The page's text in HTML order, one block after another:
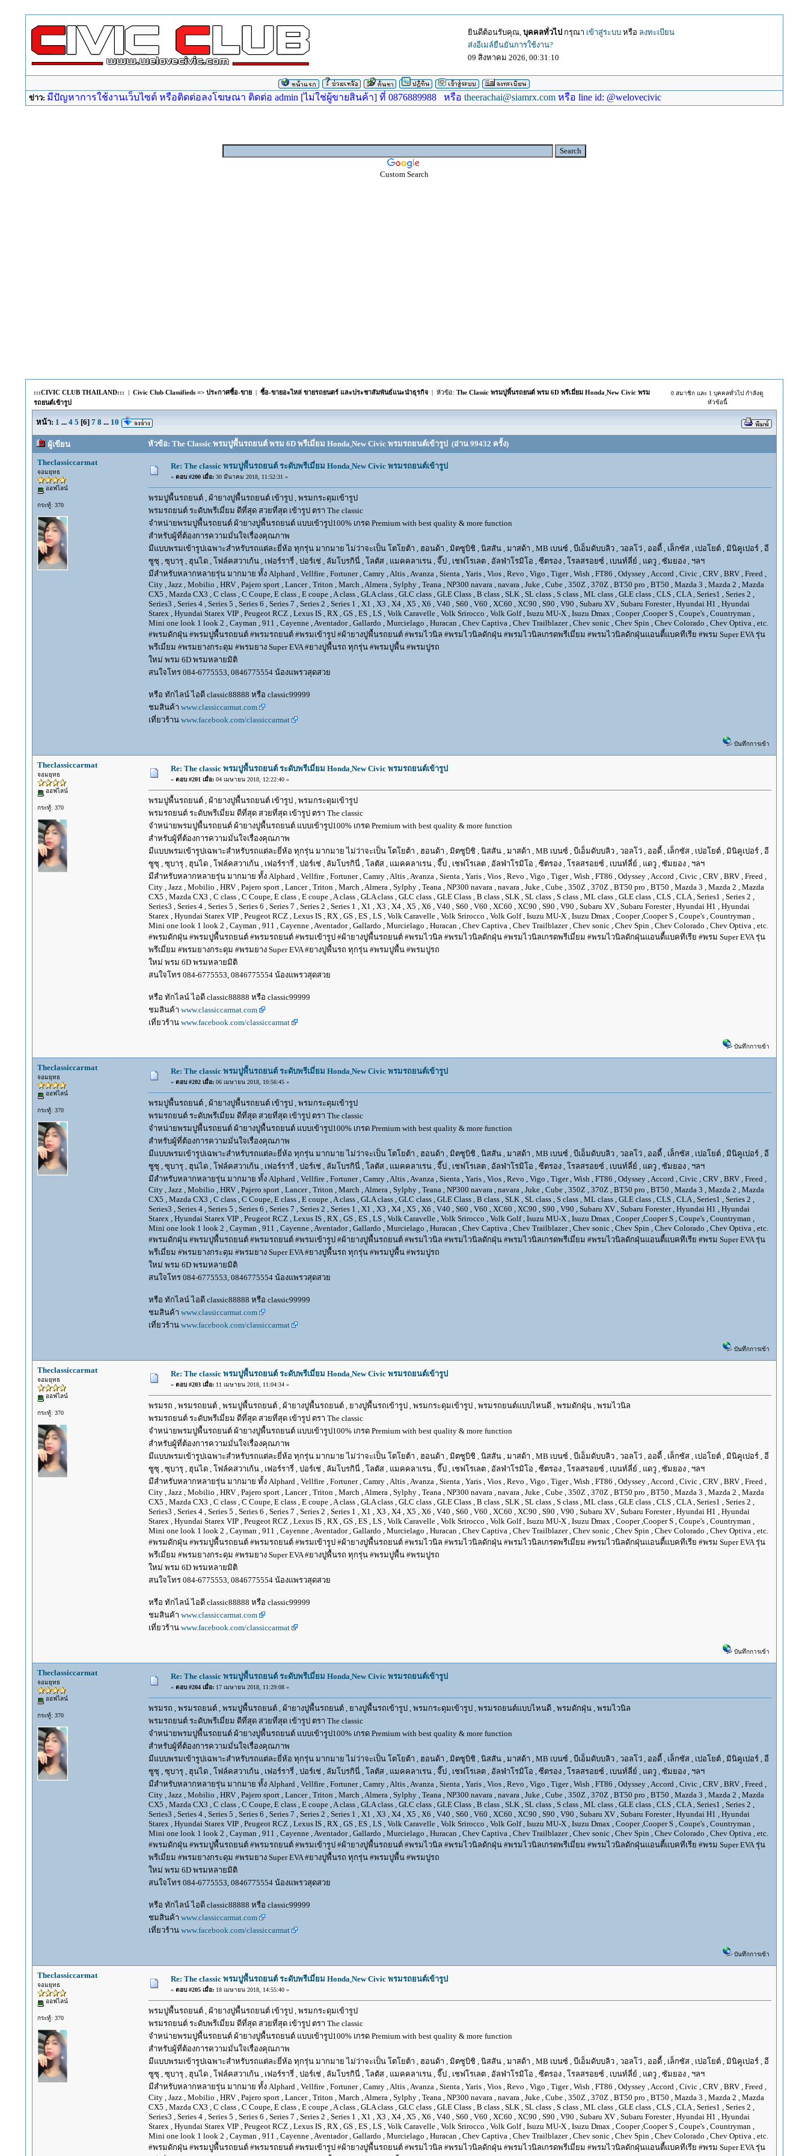
ยินดีต้อนรับคุณ, บุคคลทั่วไป กรุณา เข้าสู่ระบบหรือ ลงทะเบียน
ส่งอีเมล์ยืนยันการใช้งาน?
09 สิงหาคม 2026, 00:31:10
ข่าว: มีปัญหาการใช้งานเว็บไซต์ หรือติดต่อลงโฆษณา ติดต่อ admin [ไม่ใช่ผู้ขายสินค้า] ที่ 0876889988 หรือtheerachai@siamrx.com หรือ line id: @welovecivic
Custom Search
:::CIVIC CLUB THAILAND::: | Civic Club Classifieds => ประกาศซื้อ-ขาย| ซื้อ-ขายอะไหล่ ขายรถยนตร์ และประชาสัมพันธ์แนะนำธุรกิจ| หัวข้อ: The Classic พรมปูพื้นรถยนต์ พรม 6D พรีเมี่ยม Honda ฺNew Civic พรม
รถยนต์เข้ารูป
0 สมาชิก และ 1 บุคคลทั่วไป กำลังดู
หัวข้อนี้
หน้า: 1 ... 4 5 [6] 7 8 ... 10
ผู้เขียน หัวข้อ: The Classic พรมปูพื้นรถยนต์ พรม 6D พรีเมี่ยม Honda ฺNew Civic พรมรถยนต์เข้ารูป (อ่าน 99432 ครั้ง)
Theclassiccarmat
จอมยุทธ
ออฟไลน์
กระทู้: 370
Re: The classic พรมปูพื้นรถยนต์ ระดับพรีเมี่ยม Honda ฺNew Civic พรมรถยนต์เข้ารูป
« ตอบ #200 เมื่อ:30 มีนาคม 2018, 11:52:31 »
พรมปูพื้นรถยนต์ , ผ้ายางปูพื้นรถยนต์ เข้ารูป , พรมกระดุมเข้ารูป
พรมรถยนต์ ระดับพรีเมี่ยม ดีที่สุด สวยที่สุด เข้ารูป ตรา The classic
จำหน่ายพรมปูพื้นรถยนต์ ผ้ายางปูพื้นรถยนต์ แบบเข้ารูป100% เกรด Premium with best quality & more function
สำหรับผู้ที่ต้องการความมั่นใจเรื่องคุณภาพ
มีแบบพรมเข้ารูปเฉพาะสำหรับรถแต่ละยี่ห้อ ทุกรุ่น มากมาย ไม่ว่าจะเป็น โตโยต้า , ฮอนด้า , มิตซูบิชิ , นิสสัน , มาสด้า , MB เบนซ์ , บีเอ็มดับบลิว , วอลโว่ , ออดี้ , เล็กซัส , เปอโยต์ , มินิคูเปอร์ , อี
ซูซุ , ซุบารุ , ฮุนได , โฟล์คสวาเก้น , เฟอร์รารี่ , ปอร์เช่ , ลัมโบรกินี่ , โลตัส , แมคคลาเรน , จี๊ป , เชฟโรเลต , อัลฟ่าโรมิโอ , ซีตรอง , โรลสรอยซ์ , เบนท์ลี่ย์ , แดวู , ซัมยอง , ฯลฯ
มีสำหรับหลากหลายรุ่น มากมาย ทั้ง Alphard , Vellfire , Fortuner , Camry , Altis , Avanza , Sienta , Yaris , Vios , Revo , Vigo , Tiger , Wish , FT86 , Odyssey , Accord , Civic , CRV , BRV , Freed ,
City , Jazz , Mobilio , HRV , Pajero sport , Lancer , Triton , March , Almera , Sylphy , Teana , NP300 navara , navara , Juke , Cube , 350Z , 370Z , BT50 pro , BT50 , Mazda 3 , Mazda 2 , Mazda
CX5 , Mazda CX3 , C class , C Coupe, E class , E coupe , A class , GLA class , GLC class , GLE Class , B class , SLK , SL class , S class , ML class , GLE class , CLS , CLA , Series1 , Series 2 ,
Series3 , Series 4 , Series 5 , Series 6 , Series 7 , Series 2 , Series 1 , X1 , X3 , X4 , X5 , X6 , V40 , S60 , V60 , XC60 , XC90 , S90 , V90 , Subaru XV , Subaru Forester , Hyundai H1 , Hyundai
Starex , Hyundai Starex VIP , Peugeot RCZ , Lexus IS , RX , GS , ES , LS , Volk Caravelle , Volk Srirocco , Volk Golf , Isuzu MU-X , Isuzu Dmax , Cooper ,Cooper S , Coupe's , Countryman ,
Mini one look 1 look 2 , Cayman , 911 , Cayenne , Aventador , Gallardo , Murcielago , Huracan , Chev Captiva , Chev Trailblazer , Chev sonic , Chev Spin , Chev Colorado , Chev Optiva , etc.
#พรมดักฝุ่น #พรมปูพื้นรถยนต์ #พรมรถยนต์ #พรมเข้ารูป #ผ้ายางปูพื้นรถยนต์ #พรมไวนิล #พรมไวนิลดักฝุ่น #พรมไวนิลเกรดพรีเมี่ยม #พรมไวนิลดักฝุ่นแอนตี้แบคทีเรีย #พรม Super EVA รุ่น
พรีเมี่ยม #พรมยางกระดุม #พรมยาง Super EVA #ยางปูพื้นรถ ทุกรุ่น #พรมปูพื้น #พรมปูรถ
ใหม่ พรม 6D พรมหลายมิติ
สนใจโทร 084-6775553, 0846775554 น้องแพรวสุดสวย
หรือ ทักไลน์ ไอดี classic88888 หรือ classic99999
ชมสินค้า www.classiccarmat.com
เที่ยวร้าน www.facebook.com/classiccarmat
บันทึกการเข้า
Theclassiccarmat
จอมยุทธ
ออฟไลน์
กระทู้: 370
Re: The classic พรมปูพื้นรถยนต์ ระดับพรีเมี่ยม Honda ฺNew Civic พรมรถยนต์เข้ารูป
« ตอบ #201 เมื่อ:04 เมษายน 2018, 12:22:40 »
พรมปูพื้นรถยนต์ , ผ้ายางปูพื้นรถยนต์ เข้ารูป , พรมกระดุมเข้ารูป
พรมรถยนต์ ระดับพรีเมี่ยม ดีที่สุด สวยที่สุด เข้ารูป ตรา The classic
จำหน่ายพรมปูพื้นรถยนต์ ผ้ายางปูพื้นรถยนต์ แบบเข้ารูป100% เกรด Premium with best quality & more function
สำหรับผู้ที่ต้องการความมั่นใจเรื่องคุณภาพ
มีแบบพรมเข้ารูปเฉพาะสำหรับรถแต่ละยี่ห้อ ทุกรุ่น มากมาย ไม่ว่าจะเป็น โตโยต้า , ฮอนด้า , มิตซูบิชิ , นิสสัน , มาสด้า , MB เบนซ์ , บีเอ็มดับบลิว , วอลโว่ , ออดี้ , เล็กซัส , เปอโยต์ , มินิคูเปอร์ , อี
ซูซุ , ซุบารุ , ฮุนได , โฟล์คสวาเก้น , เฟอร์รารี่ , ปอร์เช่ , ลัมโบรกินี่ , โลตัส , แมคคลาเรน , จี๊ป , เชฟโรเลต , อัลฟ่าโรมิโอ , ซีตรอง , โรลสรอยซ์ , เบนท์ลี่ย์ , แดวู , ซัมยอง , ฯลฯ
มีสำหรับหลากหลายรุ่น มากมาย ทั้ง Alphard , Vellfire , Fortuner , Camry , Altis , Avanza , Sienta , Yaris , Vios , Revo , Vigo , Tiger , Wish , FT86 , Odyssey , Accord , Civic , CRV , BRV , Freed ,
City , Jazz , Mobilio , HRV , Pajero sport , Lancer , Triton , March , Almera , Sylphy , Teana , NP300 navara , navara , Juke , Cube , 350Z , 370Z , BT50 pro , BT50 , Mazda 3 , Mazda 2 , Mazda
CX5 , Mazda CX3 , C class , C Coupe, E class , E coupe , A class , GLA class , GLC class , GLE Class , B class , SLK , SL class , S class , ML class , GLE class , CLS , CLA , Series1 , Series 2 ,
Series3 , Series 4 , Series 5 , Series 6 , Series 7 , Series 2 , Series 1 , X1 , X3 , X4 , X5 , X6 , V40 , S60 , V60 , XC60 , XC90 , S90 , V90 , Subaru XV , Subaru Forester , Hyundai H1 , Hyundai
Starex , Hyundai Starex VIP , Peugeot RCZ , Lexus IS , RX , GS , ES , LS , Volk Caravelle , Volk Srirocco , Volk Golf , Isuzu MU-X , Isuzu Dmax , Cooper ,Cooper S , Coupe's , Countryman ,
Mini one look 1 look 2 , Cayman , 911 , Cayenne , Aventador , Gallardo , Murcielago , Huracan , Chev Captiva , Chev Trailblazer , Chev sonic , Chev Spin , Chev Colorado , Chev Optiva , etc.
#พรมดักฝุ่น #พรมปูพื้นรถยนต์ #พรมรถยนต์ #พรมเข้ารูป #ผ้ายางปูพื้นรถยนต์ #พรมไวนิล #พรมไวนิลดักฝุ่น #พรมไวนิลเกรดพรีเมี่ยม #พรมไวนิลดักฝุ่นแอนตี้แบคทีเรีย #พรม Super EVA รุ่น
พรีเมี่ยม #พรมยางกระดุม #พรมยาง Super EVA #ยางปูพื้นรถ ทุกรุ่น #พรมปูพื้น #พรมปูรถ
ใหม่ พรม 6D พรมหลายมิติ
สนใจโทร 084-6775553, 0846775554 น้องแพรวสุดสวย
หรือ ทักไลน์ ไอดี classic88888 หรือ classic99999
ชมสินค้า www.classiccarmat.com
เที่ยวร้าน www.facebook.com/classiccarmat
บันทึกการเข้า
Theclassiccarmat
จอมยุทธ
ออฟไลน์
กระทู้: 370
Re: The classic พรมปูพื้นรถยนต์ ระดับพรีเมี่ยม Honda ฺNew Civic พรมรถยนต์เข้ารูป
« ตอบ #202 เมื่อ:06 เมษายน 2018, 10:56:45 »
พรมปูพื้นรถยนต์ , ผ้ายางปูพื้นรถยนต์ เข้ารูป , พรมกระดุมเข้ารูป
พรมรถยนต์ ระดับพรีเมี่ยม ดีที่สุด สวยที่สุด เข้ารูป ตรา The classic
จำหน่ายพรมปูพื้นรถยนต์ ผ้ายางปูพื้นรถยนต์ แบบเข้ารูป100% เกรด Premium with best quality & more function
สำหรับผู้ที่ต้องการความมั่นใจเรื่องคุณภาพ
มีแบบพรมเข้ารูปเฉพาะสำหรับรถแต่ละยี่ห้อ ทุกรุ่น มากมาย ไม่ว่าจะเป็น โตโยต้า , ฮอนด้า , มิตซูบิชิ , นิสสัน , มาสด้า , MB เบนซ์ , บีเอ็มดับบลิว , วอลโว่ , ออดี้ , เล็กซัส , เปอโยต์ , มินิคูเปอร์ , อี
ซูซุ , ซุบารุ , ฮุนได , โฟล์คสวาเก้น , เฟอร์รารี่ , ปอร์เช่ , ลัมโบรกินี่ , โลตัส , แมคคลาเรน , จี๊ป , เชฟโรเลต , อัลฟ่าโรมิโอ , ซีตรอง , โรลสรอยซ์ , เบนท์ลี่ย์ , แดวู , ซัมยอง , ฯลฯ
มีสำหรับหลากหลายรุ่น มากมาย ทั้ง Alphard , Vellfire , Fortuner , Camry , Altis , Avanza , Sienta , Yaris , Vios , Revo , Vigo , Tiger , Wish , FT86 , Odyssey , Accord , Civic , CRV , BRV , Freed ,
City , Jazz , Mobilio , HRV , Pajero sport , Lancer , Triton , March , Almera , Sylphy , Teana , NP300 navara , navara , Juke , Cube , 350Z , 370Z , BT50 pro , BT50 , Mazda 3 , Mazda 2 , Mazda
CX5 , Mazda CX3 , C class , C Coupe, E class , E coupe , A class , GLA class , GLC class , GLE Class , B class , SLK , SL class , S class , ML class , GLE class , CLS , CLA , Series1 , Series 2 ,
Series3 , Series 4 , Series 5 , Series 6 , Series 7 , Series 2 , Series 1 , X1 , X3 , X4 , X5 , X6 , V40 , S60 , V60 , XC60 , XC90 , S90 , V90 , Subaru XV , Subaru Forester , Hyundai H1 , Hyundai
Starex , Hyundai Starex VIP , Peugeot RCZ , Lexus IS , RX , GS , ES , LS , Volk Caravelle , Volk Srirocco , Volk Golf , Isuzu MU-X , Isuzu Dmax , Cooper ,Cooper S , Coupe's , Countryman ,
Mini one look 1 look 2 , Cayman , 911 , Cayenne , Aventador , Gallardo , Murcielago , Huracan , Chev Captiva , Chev Trailblazer , Chev sonic , Chev Spin , Chev Colorado , Chev Optiva , etc.
#พรมดักฝุ่น #พรมปูพื้นรถยนต์ #พรมรถยนต์ #พรมเข้ารูป #ผ้ายางปูพื้นรถยนต์ #พรมไวนิล #พรมไวนิลดักฝุ่น #พรมไวนิลเกรดพรีเมี่ยม #พรมไวนิลดักฝุ่นแอนตี้แบคทีเรีย #พรม Super EVA รุ่น
พรีเมี่ยม #พรมยางกระดุม #พรมยาง Super EVA #ยางปูพื้นรถ ทุกรุ่น #พรมปูพื้น #พรมปูรถ
ใหม่ พรม 6D พรมหลายมิติ
สนใจโทร 084-6775553, 0846775554 น้องแพรวสุดสวย
หรือ ทักไลน์ ไอดี classic88888 หรือ classic99999
ชมสินค้า www.classiccarmat.com
เที่ยวร้าน www.facebook.com/classiccarmat
บันทึกการเข้า
Theclassiccarmat
จอมยุทธ
ออฟไลน์
กระทู้: 370
Re: The classic พรมปูพื้นรถยนต์ ระดับพรีเมี่ยม Honda ฺNew Civic พรมรถยนต์เข้ารูป
« ตอบ #203 เมื่อ:11 เมษายน 2018, 11:04:34 »
พรมรถ , พรมรถยนต์ , พรมปูพื้นรถยนต์ , ผ้ายางปูพื้นรถยนต์ , ยางปูพื้นรถเข้ารูป , พรมกระดุมเข้ารูป , พรมรถยนต์แบบไหนดี , พรมดักฝุ่น , พรมไวนิล
พรมรถยนต์ ระดับพรีเมี่ยม ดีที่สุด สวยที่สุด เข้ารูป ตรา The classic
จำหน่ายพรมปูพื้นรถยนต์ ผ้ายางปูพื้นรถยนต์ แบบเข้ารูป100% เกรด Premium with best quality & more function
สำหรับผู้ที่ต้องการความมั่นใจเรื่องคุณภาพ
มีแบบพรมเข้ารูปเฉพาะสำหรับรถแต่ละยี่ห้อ ทุกรุ่น มากมาย ไม่ว่าจะเป็น โตโยต้า , ฮอนด้า , มิตซูบิชิ , นิสสัน , มาสด้า , MB เบนซ์ , บีเอ็มดับบลิว , วอลโว่ , ออดี้ , เล็กซัส , เปอโยต์ , มินิคูเปอร์ , อี
ซูซุ , ซุบารุ , ฮุนได , โฟล์คสวาเก้น , เฟอร์รารี่ , ปอร์เช่ , ลัมโบรกินี่ , โลตัส , แมคคลาเรน , จี๊ป , เชฟโรเลต , อัลฟ่าโรมิโอ , ซีตรอง , โรลสรอยซ์ , เบนท์ลี่ย์ , แดวู , ซัมยอง , ฯลฯ
มีสำหรับหลากหลายรุ่น มากมาย ทั้ง Alphard , Vellfire , Fortuner , Camry , Altis , Avanza , Sienta , Yaris , Vios , Revo , Vigo , Tiger , Wish , FT86 , Odyssey , Accord , Civic , CRV , BRV , Freed ,
City , Jazz , Mobilio , HRV , Pajero sport , Lancer , Triton , March , Almera , Sylphy , Teana , NP300 navara , navara , Juke , Cube , 350Z , 370Z , BT50 pro , BT50 , Mazda 3 , Mazda 2 , Mazda
CX5 , Mazda CX3 , C class , C Coupe, E class , E coupe , A class , GLA class , GLC class , GLE Class , B class , SLK , SL class , S class , ML class , GLE class , CLS , CLA , Series1 , Series 2 ,
Series3 , Series 4 , Series 5 , Series 6 , Series 7 , Series 2 , Series 1 , X1 , X3 , X4 , X5 , X6 , V40 , S60 , V60 , XC60 , XC90 , S90 , V90 , Subaru XV , Subaru Forester , Hyundai H1 , Hyundai
Starex , Hyundai Starex VIP , Peugeot RCZ , Lexus IS , RX , GS , ES , LS , Volk Caravelle , Volk Srirocco , Volk Golf , Isuzu MU-X , Isuzu Dmax , Cooper ,Cooper S , Coupe's , Countryman ,
Mini one look 1 look 2 , Cayman , 911 , Cayenne , Aventador , Gallardo , Murcielago , Huracan , Chev Captiva , Chev Trailblazer , Chev sonic , Chev Spin , Chev Colorado , Chev Optiva , etc.
#พรมดักฝุ่น #พรมปูพื้นรถยนต์ #พรมรถยนต์ #พรมเข้ารูป #ผ้ายางปูพื้นรถยนต์ #พรมไวนิล #พรมไวนิลดักฝุ่น #พรมไวนิลเกรดพรีเมี่ยม #พรมไวนิลดักฝุ่นแอนตี้แบคทีเรีย #พรม Super EVA รุ่น
พรีเมี่ยม #พรมยางกระดุม #พรมยาง Super EVA #ยางปูพื้นรถ ทุกรุ่น #พรมปูพื้น #พรมปูรถ
ใหม่ พรม 6D พรมหลายมิติ
สนใจโทร 084-6775553, 0846775554 น้องแพรวสุดสวย
หรือ ทักไลน์ ไอดี classic88888 หรือ classic99999
ชมสินค้า www.classiccarmat.com
เที่ยวร้าน www.facebook.com/classiccarmat
บันทึกการเข้า
Theclassiccarmat
จอมยุทธ
ออฟไลน์
กระทู้: 370
Re: The classic พรมปูพื้นรถยนต์ ระดับพรีเมี่ยม Honda ฺNew Civic พรมรถยนต์เข้ารูป
« ตอบ #204 เมื่อ:17 เมษายน 2018, 11:29:08 »
พรมรถ , พรมรถยนต์ , พรมปูพื้นรถยนต์ , ผ้ายางปูพื้นรถยนต์ , ยางปูพื้นรถเข้ารูป , พรมกระดุมเข้ารูป , พรมรถยนต์แบบไหนดี , พรมดักฝุ่น , พรมไวนิล
พรมรถยนต์ ระดับพรีเมี่ยม ดีที่สุด สวยที่สุด เข้ารูป ตรา The classic
จำหน่ายพรมปูพื้นรถยนต์ ผ้ายางปูพื้นรถยนต์ แบบเข้ารูป100% เกรด Premium with best quality & more function
สำหรับผู้ที่ต้องการความมั่นใจเรื่องคุณภาพ
มีแบบพรมเข้ารูปเฉพาะสำหรับรถแต่ละยี่ห้อ ทุกรุ่น มากมาย ไม่ว่าจะเป็น โตโยต้า , ฮอนด้า , มิตซูบิชิ , นิสสัน , มาสด้า , MB เบนซ์ , บีเอ็มดับบลิว , วอลโว่ , ออดี้ , เล็กซัส , เปอโยต์ , มินิคูเปอร์ , อี
ซูซุ , ซุบารุ , ฮุนได , โฟล์คสวาเก้น , เฟอร์รารี่ , ปอร์เช่ , ลัมโบรกินี่ , โลตัส , แมคคลาเรน , จี๊ป , เชฟโรเลต , อัลฟ่าโรมิโอ , ซีตรอง , โรลสรอยซ์ , เบนท์ลี่ย์ , แดวู , ซัมยอง , ฯลฯ
มีสำหรับหลากหลายรุ่น มากมาย ทั้ง Alphard , Vellfire , Fortuner , Camry , Altis , Avanza , Sienta , Yaris , Vios , Revo , Vigo , Tiger , Wish , FT86 , Odyssey , Accord , Civic , CRV , BRV , Freed ,
City , Jazz , Mobilio , HRV , Pajero sport , Lancer , Triton , March , Almera , Sylphy , Teana , NP300 navara , navara , Juke , Cube , 350Z , 370Z , BT50 pro , BT50 , Mazda 3 , Mazda 2 , Mazda
CX5 , Mazda CX3 , C class , C Coupe, E class , E coupe , A class , GLA class , GLC class , GLE Class , B class , SLK , SL class , S class , ML class , GLE class , CLS , CLA , Series1 , Series 2 ,
Series3 , Series 4 , Series 5 , Series 6 , Series 7 , Series 2 , Series 1 , X1 , X3 , X4 , X5 , X6 , V40 , S60 , V60 , XC60 , XC90 , S90 , V90 , Subaru XV , Subaru Forester , Hyundai H1 , Hyundai
Starex , Hyundai Starex VIP , Peugeot RCZ , Lexus IS , RX , GS , ES , LS , Volk Caravelle , Volk Srirocco , Volk Golf , Isuzu MU-X , Isuzu Dmax , Cooper ,Cooper S , Coupe's , Countryman ,
Mini one look 1 look 2 , Cayman , 911 , Cayenne , Aventador , Gallardo , Murcielago , Huracan , Chev Captiva , Chev Trailblazer , Chev sonic , Chev Spin , Chev Colorado , Chev Optiva , etc.
#พรมดักฝุ่น #พรมปูพื้นรถยนต์ #พรมรถยนต์ #พรมเข้ารูป #ผ้ายางปูพื้นรถยนต์ #พรมไวนิล #พรมไวนิลดักฝุ่น #พรมไวนิลเกรดพรีเมี่ยม #พรมไวนิลดักฝุ่นแอนตี้แบคทีเรีย #พรม Super EVA รุ่น
พรีเมี่ยม #พรมยางกระดุม #พรมยาง Super EVA #ยางปูพื้นรถ ทุกรุ่น #พรมปูพื้น #พรมปูรถ
ใหม่ พรม 6D พรมหลายมิติ
สนใจโทร 084-6775553, 0846775554 น้องแพรวสุดสวย
หรือ ทักไลน์ ไอดี classic88888 หรือ classic99999
ชมสินค้า www.classiccarmat.com
เที่ยวร้าน www.facebook.com/classiccarmat
บันทึกการเข้า
Theclassiccarmat
จอมยุทธ
ออฟไลน์
กระทู้: 370
Re: The classic พรมปูพื้นรถยนต์ ระดับพรีเมี่ยม Honda ฺNew Civic พรมรถยนต์เข้ารูป
« ตอบ #205 เมื่อ:18 เมษายน 2018, 14:55:40 »
พรมปูพื้นรถยนต์ , ผ้ายางปูพื้นรถยนต์ เข้ารูป , พรมกระดุมเข้ารูป
พรมรถยนต์ ระดับพรีเมี่ยม ดีที่สุด สวยที่สุด เข้ารูป ตรา The classic
จำหน่ายพรมปูพื้นรถยนต์ ผ้ายางปูพื้นรถยนต์ แบบเข้ารูป100% เกรด Premium with best quality & more function
สำหรับผู้ที่ต้องการความมั่นใจเรื่องคุณภาพ
มีแบบพรมเข้ารูปเฉพาะสำหรับรถแต่ละยี่ห้อ ทุกรุ่น มากมาย ไม่ว่าจะเป็น โตโยต้า , ฮอนด้า , มิตซูบิชิ , นิสสัน , มาสด้า , MB เบนซ์ , บีเอ็มดับบลิว , วอลโว่ , ออดี้ , เล็กซัส , เปอโยต์ , มินิคูเปอร์ , อี
ซูซุ , ซุบารุ , ฮุนได , โฟล์คสวาเก้น , เฟอร์รารี่ , ปอร์เช่ , ลัมโบรกินี่ , โลตัส , แมคคลาเรน , จี๊ป , เชฟโรเลต , อัลฟ่าโรมิโอ , ซีตรอง , โรลสรอยซ์ , เบนท์ลี่ย์ , แดวู , ซัมยอง , ฯลฯ
มีสำหรับหลากหลายรุ่น มากมาย ทั้ง Alphard , Vellfire , Fortuner , Camry , Altis , Avanza , Sienta , Yaris , Vios , Revo , Vigo , Tiger , Wish , FT86 , Odyssey , Accord , Civic , CRV , BRV , Freed ,
City , Jazz , Mobilio , HRV , Pajero sport , Lancer , Triton , March , Almera , Sylphy , Teana , NP300 navara , navara , Juke , Cube , 350Z , 370Z , BT50 pro , BT50 , Mazda 3 , Mazda 2 , Mazda
CX5 , Mazda CX3 , C class , C Coupe, E class , E coupe , A class , GLA class , GLC class , GLE Class , B class , SLK , SL class , S class , ML class , GLE class , CLS , CLA , Series1 , Series 2 ,
Series3 , Series 4 , Series 5 , Series 6 , Series 7 , Series 2 , Series 1 , X1 , X3 , X4 , X5 , X6 , V40 , S60 , V60 , XC60 , XC90 , S90 , V90 , Subaru XV , Subaru Forester , Hyundai H1 , Hyundai
Starex , Hyundai Starex VIP , Peugeot RCZ , Lexus IS , RX , GS , ES , LS , Volk Caravelle , Volk Srirocco , Volk Golf , Isuzu MU-X , Isuzu Dmax , Cooper ,Cooper S , Coupe's , Countryman ,
Mini one look 1 look 2 , Cayman , 911 , Cayenne , Aventador , Gallardo , Murcielago , Huracan , Chev Captiva , Chev Trailblazer , Chev sonic , Chev Spin , Chev Colorado , Chev Optiva , etc.
#พรมดักฝุ่น #พรมปูพื้นรถยนต์ #พรมรถยนต์ #พรมเข้ารูป #ผ้ายางปูพื้นรถยนต์ #พรมไวนิล #พรมไวนิลดักฝุ่น #พรมไวนิลเกรดพรีเมี่ยม #พรมไวนิลดักฝุ่นแอนตี้แบคทีเรีย #พรม Super EVA รุ่น